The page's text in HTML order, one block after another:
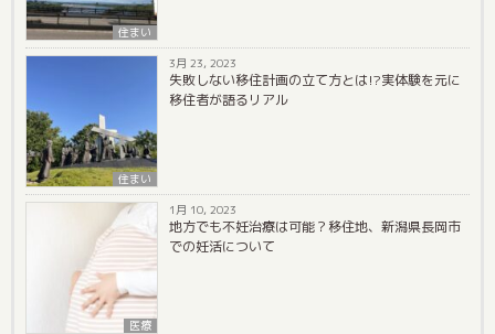
住まい
住まい
3月 23, 2023
失敗しない移住計画の立て方とは!?実体験を元に
移住者が語るリアル
医療
1月 10, 2023
地方でも不妊治療は可能？移住地、新潟県長岡市
での妊活について